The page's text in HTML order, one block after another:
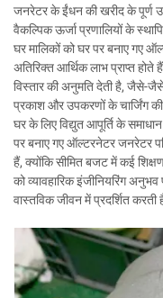
जनरेटर के ईंधन की खरीद के पूर्ण
वैकल्पिक ऊर्जा प्रणालियों के
घर मालिकों को घर पर बनाए गए
अतिरिक्त आर्थिक लाभ प्राप्त
विस्तार की अनुमति देती है, जैसे-
प्रकाश और उपकरणों के चार्जिंग
घर के लिए विद्युत आपूर्ति के
पर बनाए गए ऑल्टरनेटर जनरेटर
हैं, क्योंकि सीमित बजट में कई
को व्यावहारिक इंजीनियरिंग
वास्तविक जीवन में प्रदर्शित करती